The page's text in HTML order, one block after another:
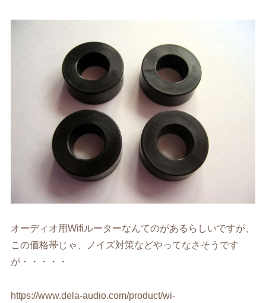
オーディオ用Wifiルーターなんてのがあるらしいですが、
この価格帯じゃ、ノイズ対策などやってなさそうです
が・・・・・
https://www.dela-audio.com/product/wi-